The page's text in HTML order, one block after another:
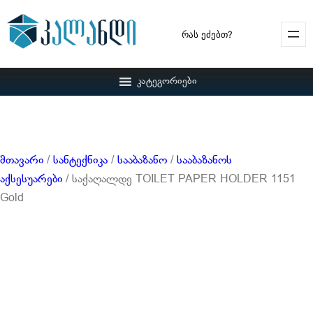
Search
კატეგორიები
მთავარი / სანტექნიკა / სააბაზანო / სააბაზანოს
აქსესუარები / საქაღალდე TOILET PAPER HOLDER 1151
Gold